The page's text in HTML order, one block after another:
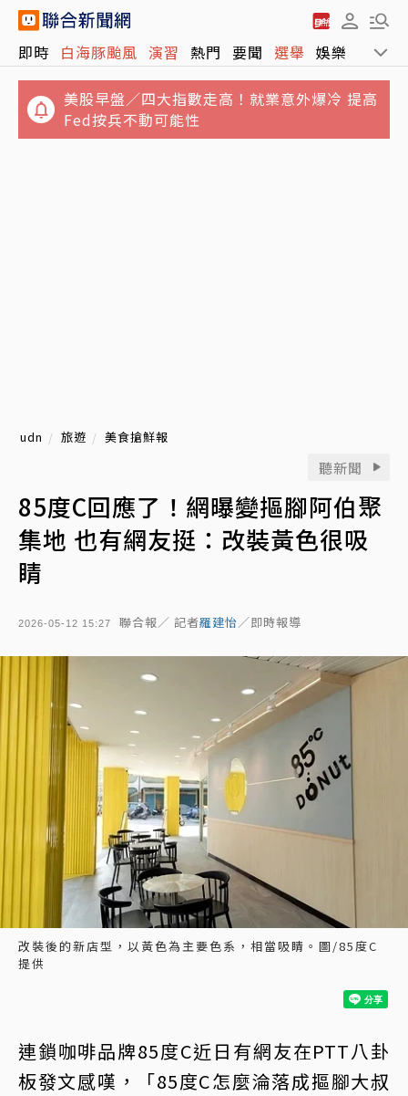
即時 白海豚颱風 演習 熱門 要聞 選舉 娛樂 運動
美股早盤／四大指數走高！就業意外爆冷 提高
Fed按兵不動可能性
udn 旅遊 美食搶鮮報
聽新聞
85度C回應了！網曝變摳腳阿伯聚
集地 也有網友挺：改裝黃色很吸
睛
2026-05-12 15:27 聯合報／ 記者羅建怡／即時報導
改裝後的新店型，以黃色為主要色系，相當吸睛。圖/85度C
提供
連鎖咖啡品牌85度C近日有網友在PTT八卦
板發文感嘆，「85度C怎麼淪落成摳腳大叔